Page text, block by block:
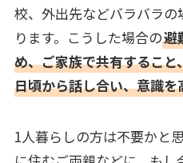
校、外出先などバラバラ
ります。こうした場合の避
め、ご家族で共有するこ
日頃から話し合い、意識
1人暮らしの方は不要かと